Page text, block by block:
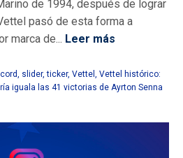
de 1994, después de lograr
pasó de esta forma a
marca de... Leer más
slider,ticker, Vettel
Vettel histórico:
iguala las 41 victorias de Ayrton Senna